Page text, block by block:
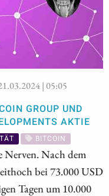
| 05:05
GROUP UND
AKTIE
BITCOIN
Nach dem
bei 73.000 USD
Tagen um 10.000